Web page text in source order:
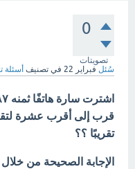
0
تصويتات
سُئل فبراير 22 في تصنيف أسئلة
قرب إلى أقرب عشرة
تقريبًا ؟؟
الإجابة الصحيحة من